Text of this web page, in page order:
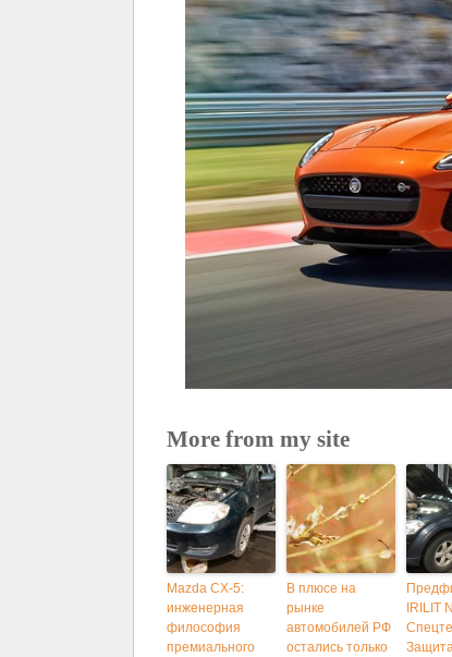
More from my site
Mazda CX-5:
инженерная
философия
премиального
В плюсе на
рынке
автомобилей РФ
остались только
IRILIT